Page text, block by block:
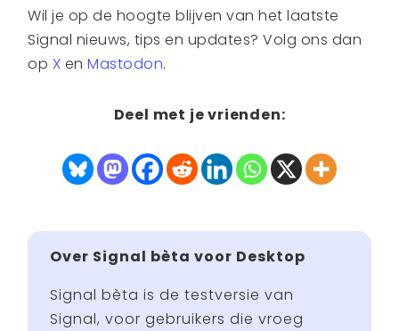
Wil je op de hoogte blijven van het laatste
Signal nieuws, tips en updates? Volg ons dan
op X enMastodon.
Deel met je vrienden:
Over Signal bèta voor Desktop
Signal bèta is de testversie van
Signal, voor gebruikers die vroeg